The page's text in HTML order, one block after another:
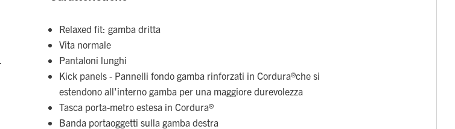
Relaxed fit: gamba dritta
Vita normale
Pantaloni lunghi
Kick panels - Pannelli fondo gamba rinforzati in Cordura®che si
estendono all'interno gamba per una maggiore durevolezza
Tasca porta-metro estesa in Cordura®
Banda portaoggetti sulla gamba destra